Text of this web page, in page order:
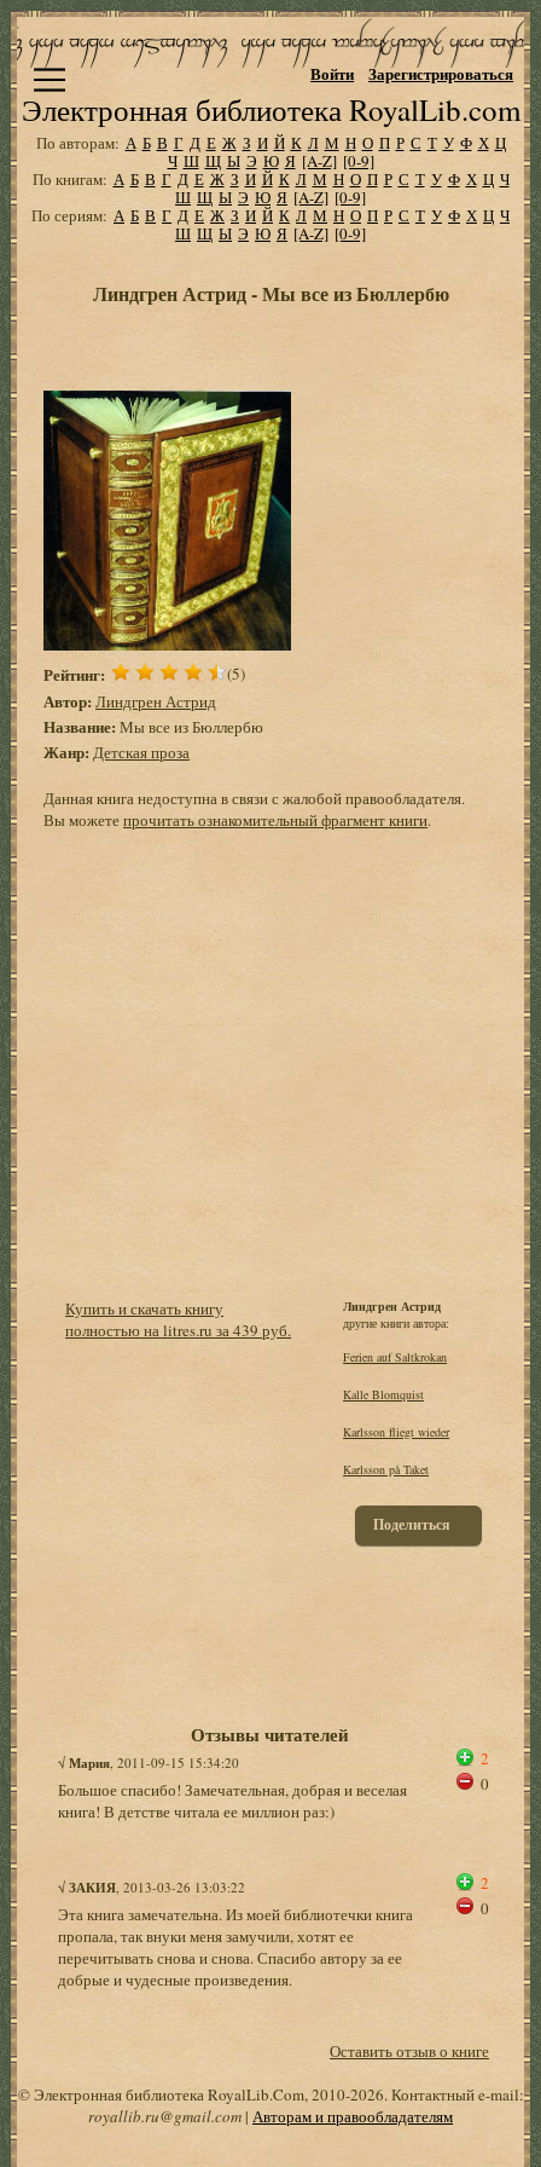
Электронная библиотека RoyalLib.com
Войти Зарегистрироваться
По авторам: А Б В Г Д Е Ж З И Й К Л М Н О П Р С Т У Ф Х Ц
Ч Ш Щ Ы Э Ю Я [A-Z] [0-9]
По книгам: А Б В Г Д Е Ж З И Й К Л М Н О П Р С Т У Ф Х Ц Ч
Ш Щ Ы Э Ю Я [A-Z] [0-9]
По сериям: А Б В Г Д Е Ж З И Й К Л М Н О П Р С Т У Ф Х Ц Ч
Ш Щ Ы Э Ю Я [A-Z] [0-9]
Линдгрен Астрид - Мы все из Бюллербю
Рейтинг: (5)
Автор: Линдгрен Астрид
Название: Мы все из Бюллербю
Жанр: Детская проза
Данная книга недоступна в связи с жалобой правообладателя.
Вы можетепрочитать ознакомительный фрагмент книги.
Купить и скачать книгу
полностью на litres.ru за 439 руб.
Линдгрен Астрид
другие книги автора:
Ferien auf Saltkrokan
Kalle Blomquist
Karlsson fliegt wieder
Karlsson på Taket
Поделиться
Отзывы читателей
√Мария , 2011-09-15 15:34:20
Большое спасибо! Замечательная, добрая и веселая
книга! В детстве читала ее миллион раз:)
2
0
√ЗАКИЯ , 2013-03-26 13:03:22
Эта книга замечательна. Из моей библиотечки книга
пропала, так внуки меня замучили, хотят ее
перечитывать снова и снова. Спасибо автору за ее
добрые и чудесные произведения.
2
0
Оставить отзыв о книге
© Электронная библиотека RoyalLib.Com, 2010-2026. Контактный e-mail:
royallib.ru@gmail.com| Авторам и правообладателям